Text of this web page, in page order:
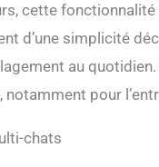
cette
d’une simplicité
au
pour
chats